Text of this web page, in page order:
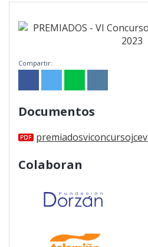
Compartir:
Documentos
Colaboran